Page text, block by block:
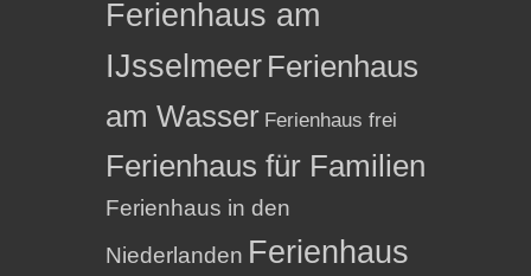
Ferienhaus am
IJsselmeer Ferienhaus
am Wasser Ferienhaus frei
Ferienhaus für Familien
Ferienhaus in den
Niederlanden Ferienhaus